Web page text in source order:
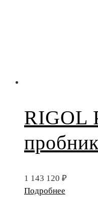
RIGOL
1 143 120 ₽
Подробнее